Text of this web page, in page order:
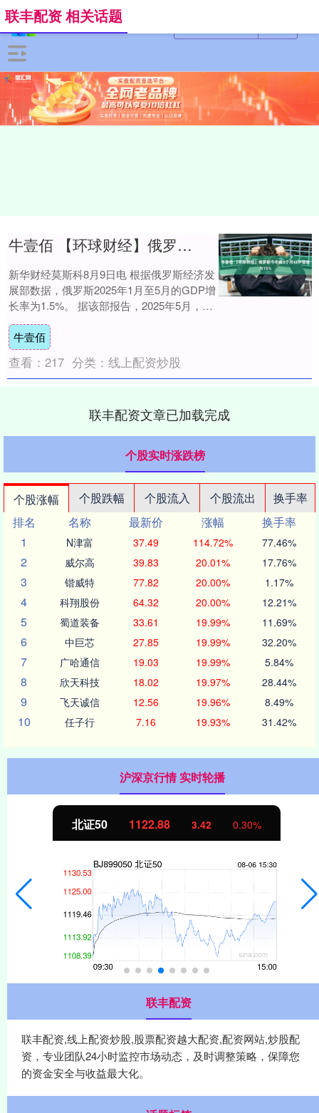
联丰配资 相关话题
牛壹佰 【环球财经】俄罗斯今年前5个月GDP增速为15%
新华财经莫斯科8月9日电 根据俄罗斯经济发
展部数据，俄罗斯2025年1月至5月的GDP增
长率为1.5%。 据该部报告，2025年5月，俄
罗斯GDP增长1.2%，....
牛壹佰
查看： 217 分类： 线上配资炒股
联丰配资文章已加载完成
个股实时涨跌榜
个股涨幅 个股跌幅 个股流入 个股流出
换手率
排名
名称 最新价 涨幅
换手率
1
N津富 37.49 114.72% 77.46%
2 威尔高 39.83 20.01% 17.76%
3 锴威特 77.82 20.00% 1.17%
4 科翔股份 64.32 20.00% 12.21%
5 蜀道装备 33.61 19.99% 11.69%
6 中巨芯 27.85 19.99% 32.20%
7 广哈通信 19.03 19.99% 5.84%
8 欣天科技 18.02 19.97% 28.44%
9 飞天诚信 12.56 19.96% 8.49%
10 任子行 7.16 19.93% 31.42%
沪深京行情 实时轮播
北证50 1122.88 3.42 0.30%
联丰配资
联丰配资,线上配资炒股,股票配资越大配资,配资网站,炒股配
资，专业团队24小时监控市场动态，及时调整策略，保障您
的资金安全与收益最大化。